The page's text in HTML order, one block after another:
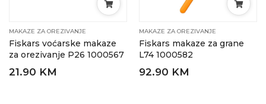
MAKAZE ZA OREZIVANJE
Fiskars voćarske makaze
za orezivanje P26 1000567
21.90 KM
MAKAZE ZA OREZIVANJE
Fiskars makaze za grane
L74 1000582
92.90 KM